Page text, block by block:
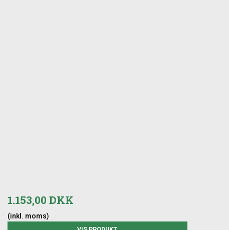
1.153,00 DKK
(inkl. moms)